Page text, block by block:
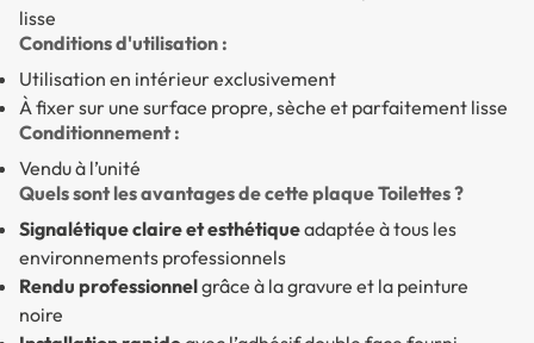
lisse
Conditions d'utilisation :
Utilisation en intérieur exclusivement
À fixer sur une surface propre, sèche et parfaitement lisse
Conditionnement :
Vendu à l’unité
Quels sont les avantages de cette plaque Toilettes ?
Signalétique claire et esthétiqueadaptée à tous les
environnements professionnels
Rendu professionnelgrâce à la gravure et la peinture
noire